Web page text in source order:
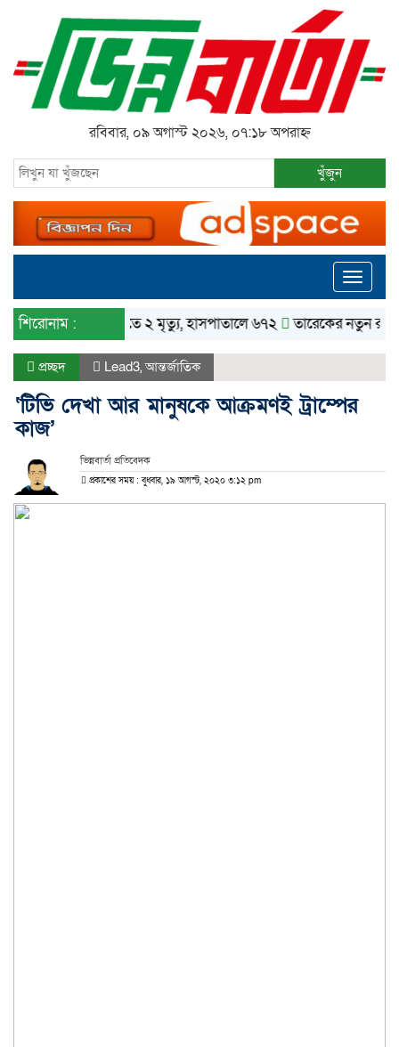
রবিবার, ০৯ অগাস্ট ২০২৬, ০৭:১৮ অপরাহ্ন
খুঁজুন
Toggle
শিরোনাম :ডেঙ্গুতে ২ মৃত্যু, হাসপাতালে ৬৭২ তারেকের নতুন
প্রচ্ছদ Lead3,আন্তর্জাতিক
‘টিভি দেখা আর মানুষকে আক্রমণই ট্রাম্পের
কাজ’
ভিন্নবার্তা প্রতিবেদক
প্রকাশের সময় : বুধবার, ১৯ আগস্ট, ২০২০ ৩:১২ pm